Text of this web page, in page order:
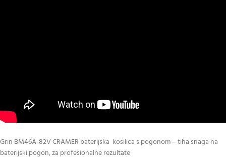
Grin BM46A-82V CRAMER baterijska kosilica s pogonom – tiha snaga na
baterijski pogon, za profesionalne rezultate